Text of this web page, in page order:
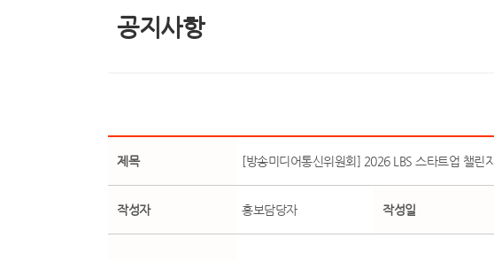
공지사항
제목 [방송미디어통신위원회] 2026 LBS 스타트업 챌린지
작성자 홍보담당자 작성일